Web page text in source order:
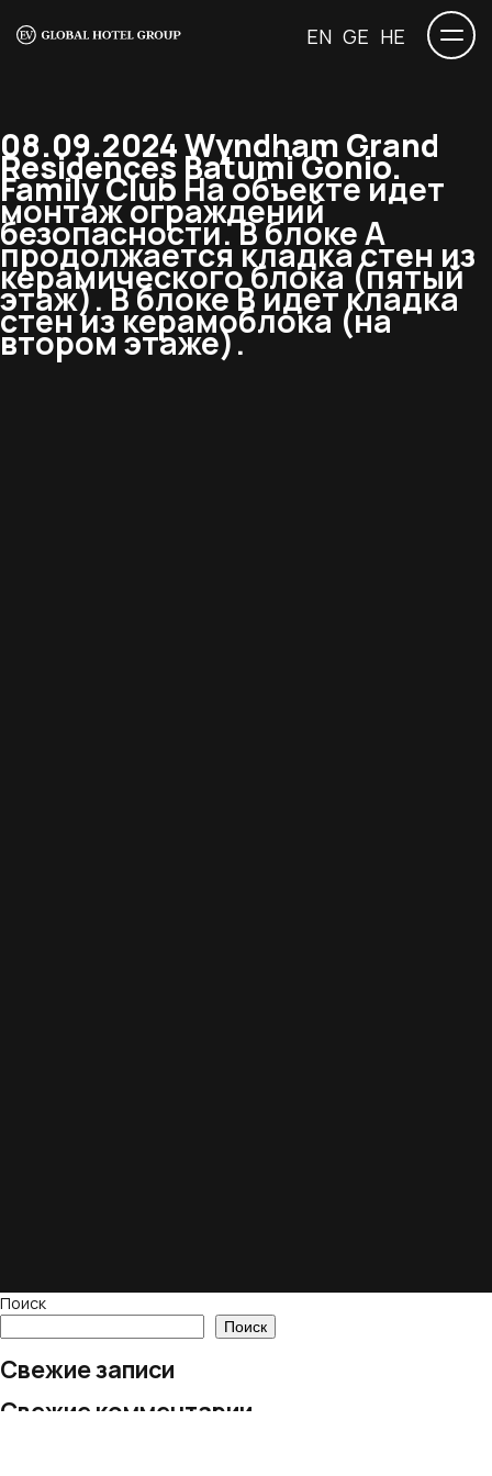
EN GE HE
08.09.2024 Wyndham Grand
Residences Batumi Gonio.
Family Club На объекте идет
монтаж ограждений
безопасности. В блоке А
продолжается кладка стен из
керамического блока (пятый
этаж). В блоке В идет кладка
стен из керамоблока (на
втором этаже).
Поиск
Поиск
Свежие записи
Свежие комментарии